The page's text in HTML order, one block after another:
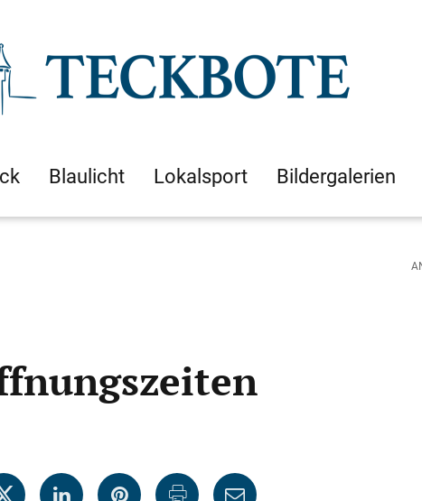
Blaulicht Lokalsport Bildergalerien